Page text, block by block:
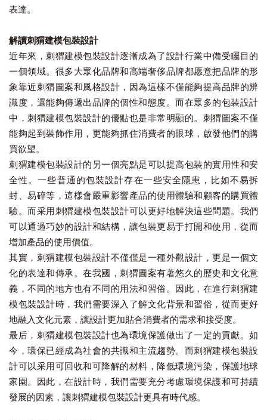
表達。
解讀刺猬建模包裝設計
近年來，刺猬建模包裝設計逐漸成為了設計行業中備受矚目的
一個領域。很多大眾化品牌和高端奢侈品牌都愿意把品牌的形
象靠近刺猬圖案和風格設計，因為這樣不僅能夠提高品牌的辨
識度，還能夠傳遞出品牌的個性和態度。而在眾多的包裝設計
中，刺猬建模包裝設計的優點也是非常明顯的。刺猬圖案不僅
能夠起到裝飾作用，更能夠抓住消費者的眼球，啟發他們的購
買欲望。
刺猬建模包裝設計的另一個亮點是可以提高包裝的實用性和安
全性。一些普通的包裝設計存在一些安全隱患，比如不易拆
封、易碎等，這樣會嚴重影響產品的使用體驗和顧客的購買體
驗。而采用刺猬建模包裝設計可以更好地解決這些問題。我們
可以通過巧妙的設計和結構，讓包裝更易于打開和使用，從而
增加產品的使用價值。
其實，刺猬建模包裝設計不僅僅是一種外觀設計，更是一個文
化的表達和傳承。在我國，刺猬圖案有著悠久的歷史和文化意
義，不同的地方也有不同的用法和習俗。因此，在進行刺猬建
模包裝設計時，我們需要深入了解文化背景和習俗，從而更好
地融入文化元素，讓設計更加貼合消費者的需求和接受度。
最后，刺猬建模包裝設計也為環境保護做出了一定的貢獻。如
今，環保已經成為社會的共識和主流趨勢。而刺猬建模包裝設
計可以采用可回收和可降解的材料，降低環境污染，保護地球
家園。因此，在設計時，我們需要充分考慮環境保護和可持續
發展的因素，讓刺猬建模包裝設計更具有時代感。